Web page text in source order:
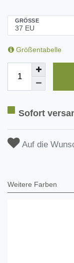
GRÖSSE
Größentabelle
Sofort
Auf die
Weitere Farben